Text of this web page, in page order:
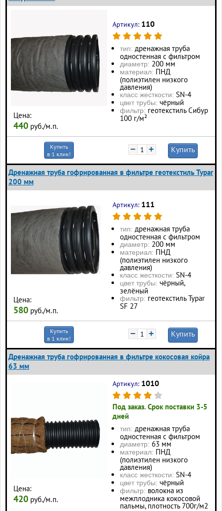
Цена:
440 руб./м.п.
Артикул: 110
тип: дренажная труба
одностенная с фильтром
диаметр: 200 мм
материал: ПНД
(полиэтилен низкого
давления)
класс жесткости: SN-4
цвет трубы: чёрный
фильтр: геотекстиль Сибур
100 г/м²
Купить
в 1 клик!
− + Купить
Дренажная труба гофрированная в фильтре геотекстиль Typar
200 мм
Цена:
580 руб./м.п.
Артикул: 111
тип: дренажная труба
одностенная с фильтром
диаметр: 200 мм
материал: ПНД
(полиэтилен низкого
давления)
класс жесткости: SN-4
цвет трубы: чёрный,
зелёный
фильтр: геотекстиль Typar
SF 27
Купить
в 1 клик!
− + Купить
Дренажная труба гофрированная в фильтре кокосовая койра
63 мм
Цена:
420 руб./м.п.
Артикул: 1010
Под заказ. Срок поставки 3-5
дней
тип: дренажная труба
одностенная с фильтром
диаметр: 63 мм
материал: ПНД
(полиэтилен низкого
давления)
класс жесткости: SN-4
цвет трубы: чёрный
фильтр: волокна из
межплодника кокосовой
пальмы, плотность 700г/м2